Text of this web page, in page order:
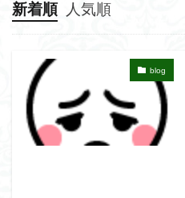
新着順 人気順
blog